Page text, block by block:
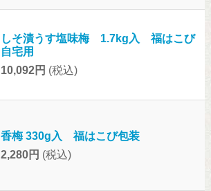
しそ漬うす塩味梅 1.7kg入 福はこび
自宅用
10,092円 (税込)
香梅 330g入 福はこび包装
2,280円 (税込)